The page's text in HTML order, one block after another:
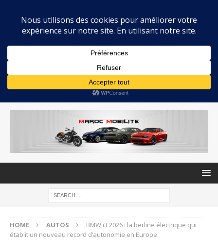
MAROC MOBILITE
INFOS AUTOMOBILE AU MAROC
HOME AUTOS
BMW i3 2026 : la berline électrique qui
établit un nouveau record d’autonomie en Europe